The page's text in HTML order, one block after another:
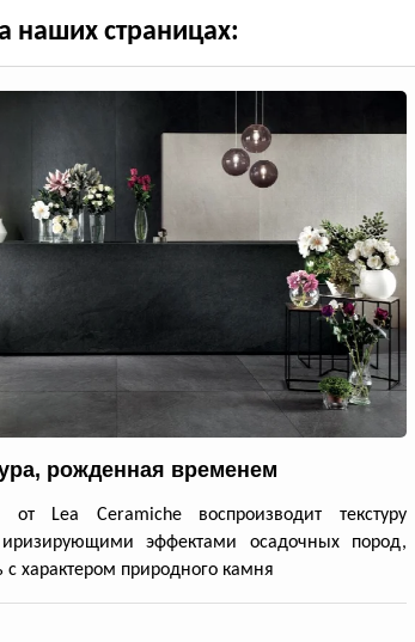
наших страницах:
рожденная временем
от Lea Ceramiche воспроизводит текстуру
эффектами осадочных пород,
с характером природного камня